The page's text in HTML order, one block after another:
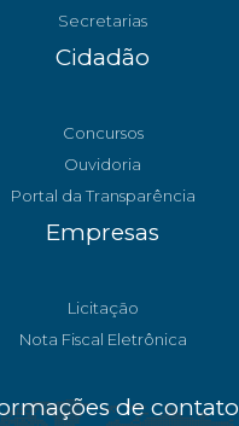
Secretarias
Cidadão
Concursos
Ouvidoria
Portal da Transparência
Empresas
Licitação
Nota Fiscal Eletrônica
de contato